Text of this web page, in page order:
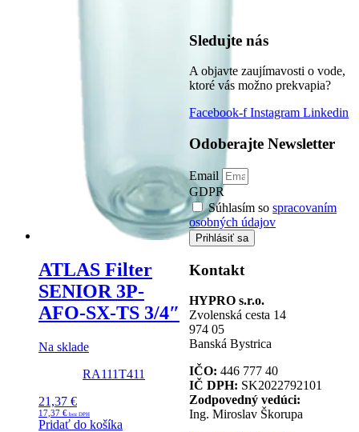
ATLAS Filter
SENIOR 3P-
AFO-SX-TS 3/4″
Na sklade
RA111T411
21,37 €
17,37 €
Pridať do košíka
Sledujte nás
A objavte zaujímavosti o vode,
ktoré vás možno prekvapia?
Facebook-f Instagram Linkedin
Odoberajte Newsletter
Email
GDPR
Súhlasím sospracovaním
osobných údajov
Prihlásiť sa
Kontakt
HYPRO s.r.o.
Zvolenská cesta 14
974 05
Banská Bystrica
IČO: 446 777 40
IČ DPH: SK2022792101
Zodpovedný vedúci:
Ing. Miroslav Škorupa